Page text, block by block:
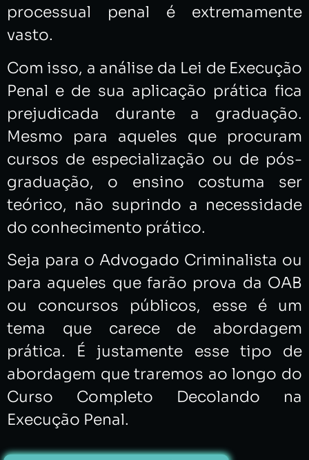
processual penal é extremamente
vasto.
Com isso, a análise da Lei de Execução
Penal e de sua aplicação prática fica
prejudicada durante a graduação.
Mesmo para aqueles que procuram
cursos de especialização ou de pós-
graduação, o ensino costuma ser
teórico, não suprindo a necessidade
do conhecimento prático.
Seja para o Advogado Criminalista ou
para aqueles que farão prova da OAB
ou concursos públicos, esse é um
tema que carece de abordagem
prática. É justamente esse tipo de
abordagem que traremos ao longo do
Curso Completo Decolando na
Execução Penal.